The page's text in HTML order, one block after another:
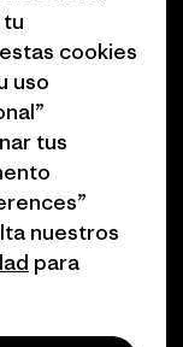
afiliados
Patagonia
tu
cookies
uso
tus
nuestros
para